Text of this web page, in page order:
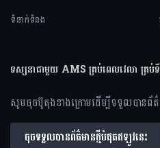
ទំនាក់ទំនង
ទស្សនាជាមួយ AMS គ្រប់ពេលវេលា គ្រប់ទី
សូមចុចប៊ូតុងខាងក្រោមដើម្បីទទួលបានព័ត៌
ចុចទទួលបានព័ត៌មានថ្មីបំផុតឥឡូវនេះ